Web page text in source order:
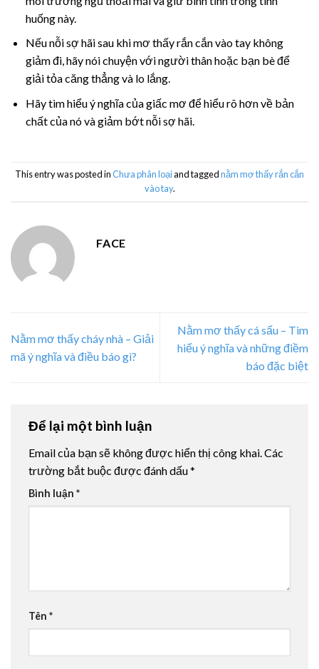
huống này.
Nếu nỗi sợ hãi sau khi mơ thấy rắn cắn vào tay không
giảm đi, hãy nói chuyện với người thân hoặc bạn bè để
giải tỏa căng thẳng và lo lắng.
Hãy tìm hiểu ý nghĩa của giấc mơ để hiểu rõ hơn về bản
chất của nó và giảm bớt nỗi sợ hãi.
This entry was posted inChưa phân loạiand taggednằm mơ thấy rắn cắn
vào tay.
FACE
Nằm mơ thấy cháy nhà – Giải
mã ý nghĩa và điều báo gì?
Nằm mơ thấy cá sấu – Tìm
hiểu ý nghĩa và những điềm
báo đặc biệt
Để lại một bình luận
Email của bạn sẽ không được hiển thị công khai. Các
trường bắt buộc được đánh dấu*
Bình luận *
Tên *